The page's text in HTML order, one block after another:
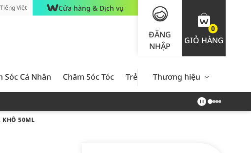
Tiếng Việt Cửa hàng & Dịch vụ
ĐĂNG
NHẬP
0
GIỎ HÀNG
Sóc Cá Nhân Chăm Sóc Tóc Trẻ Em Nam Giới Chăm Sóc
Thương hiệu
KHÔ 50ML